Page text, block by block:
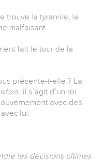
trouve la tyrannie, le
malfaisant.
fait le tour de la
présente-t-elle ? La
il s’agit d’un roi
avec des
lui.
les décisions ultimes